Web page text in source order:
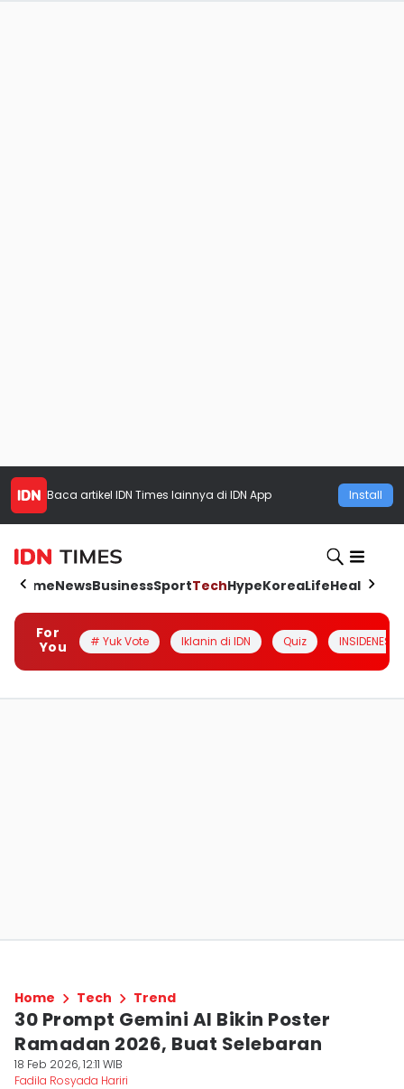
Baca artikel IDN Times lainnya di IDN App Install
HomeNewsBusinessSportTechHypeKoreaLifeHealth
For
You
# Yuk Vote Iklanin di IDN Quiz INSIDENESIA
Home Tech Trend
30 Prompt Gemini AI Bikin Poster
Ramadan 2026, Buat Selebaran
18 Feb 2026, 12:11 WIB
Fadila Rosyada Hariri